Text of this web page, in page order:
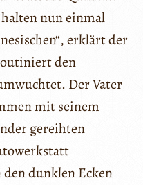
nun einmal
erklärt der
den
Der Vater
mit seinem
gereihten
dunklen Ecken